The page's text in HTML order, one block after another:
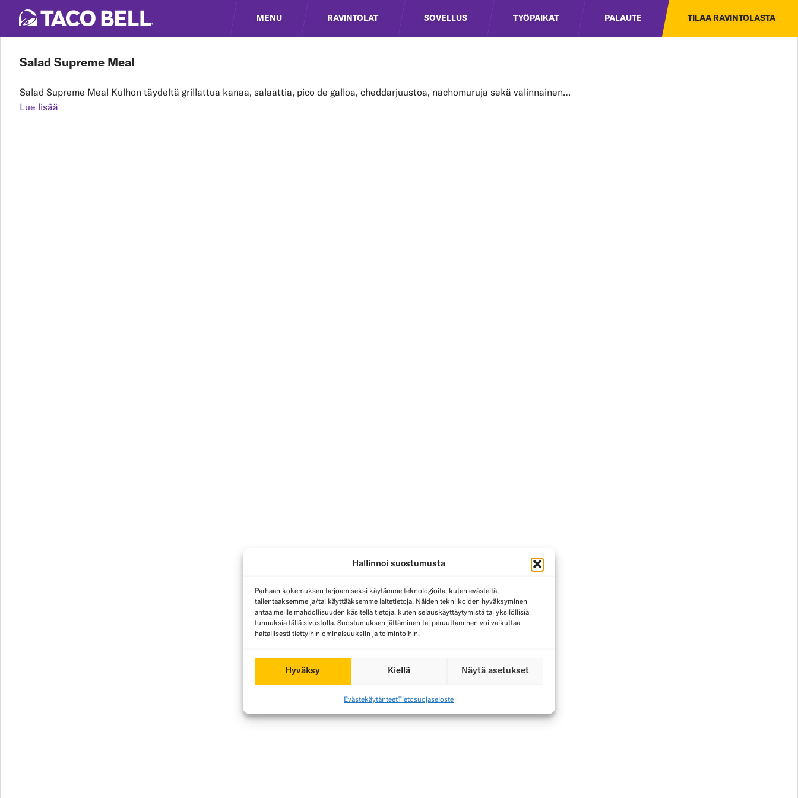
Hallinnoi suostumusta
Parhaan kokemuksen tarjoamiseksi käytämme teknologioita, kuten evästeitä,
tallentaaksemme ja/tai käyttääksemme laitetietoja. Näiden tekniikoiden hyväksyminen
antaa meille mahdollisuuden käsitellä tietoja, kuten selauskäyttäytymistä tai yksilöllisiä
tunnuksia tällä sivustolla. Suostumuksen jättäminen tai peruuttaminen voi vaikuttaa
haitallisesti tiettyihin ominaisuuksiin ja toimintoihin.
Hyväksy Kiellä Näytä asetukset
EvästekäytänteetTietosuojaseloste
MENU RAVINTOLAT SOVELLUS TYÖPAIKAT PALAUTE TILAA RAVINTOLASTA
Salad Supreme Meal
Salad Supreme Meal Kulhon täydeltä grillattua kanaa, salaattia, pico de galloa, cheddarjuustoa, nachomuruja sekä valinnainen…
Lue lisää